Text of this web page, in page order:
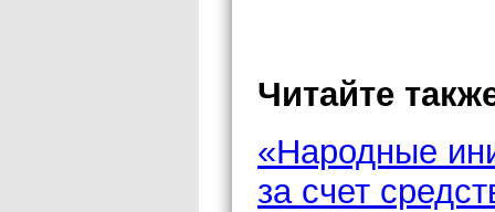
Читайте
«Народные
за счет